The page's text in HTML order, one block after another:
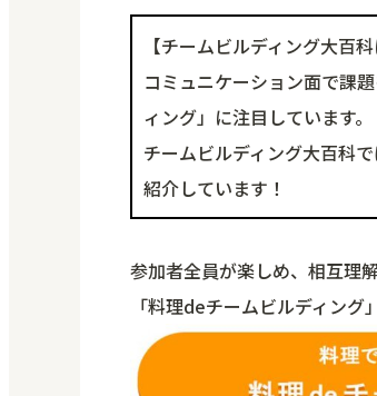
【チームビルディング大百科
コミュニケーション面で課
ィング」に注目しています。
チームビルディング大百科
紹介しています！
参加者全員が楽しめ、相互理
「料理deチームビルディング